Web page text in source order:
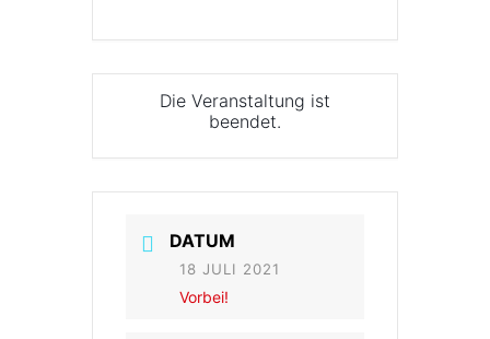
Die Veranstaltung ist
beendet.
DATUM
18 JULI 2021
Vorbei!